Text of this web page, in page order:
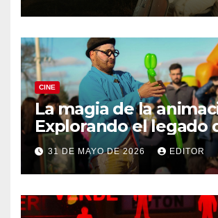
CINE
La magia de la
Explorando el legado
DreamWorks
31 DE MAYO DE 2026 EDITOR